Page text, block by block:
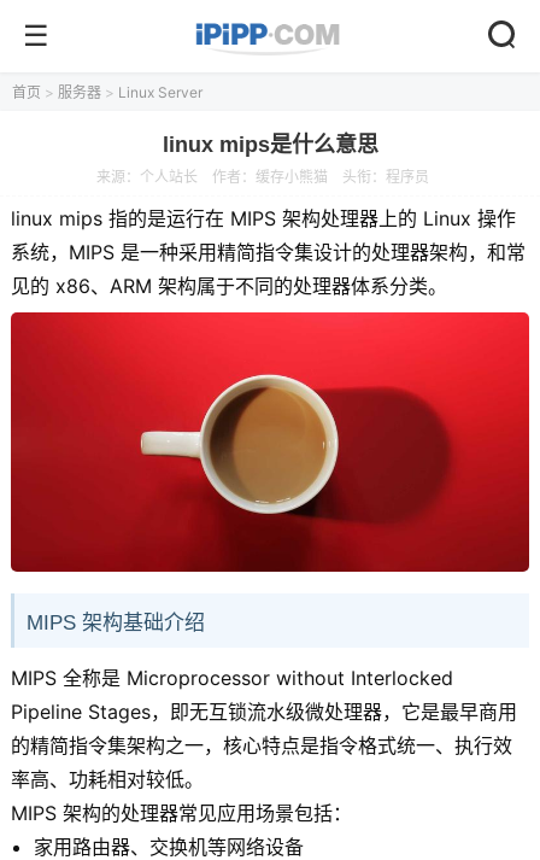
首页 > 服务器 > Linux Server
linux mips是什么意思
来源： 个人站长 作者：缓存小熊猫 头衔：程序员
linux mips 指的是运行在 MIPS 架构处理器上的 Linux 操作
系统，MIPS 是一种采用精简指令集设计的处理器架构，和常
见的 x86、ARM 架构属于不同的处理器体系分类。
MIPS 架构基础介绍
MIPS 全称是 Microprocessor without Interlocked
Pipeline Stages，即无互锁流水级微处理器，它是最早商用
的精简指令集架构之一，核心特点是指令格式统一、执行效
率高、功耗相对较低。
MIPS 架构的处理器常见应用场景包括：
家用路由器、交换机等网络设备